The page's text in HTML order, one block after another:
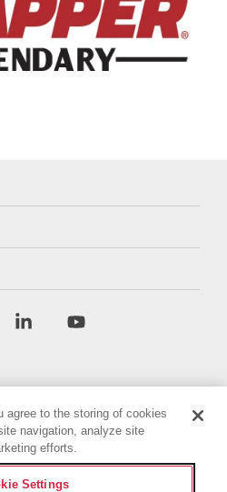
конфиденциальности
Linkedin
agree to the storing of cookies
navigation, analyze site
efforts.
Settings